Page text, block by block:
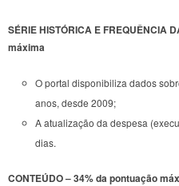
SÉRIE HISTÓRICA E FREQUÊNCIA
máxima
O portal disponibiliza dados
anos, desde 2009;
A atualização da despesa
dias.
CONTEÚDO – 34% da pontuação